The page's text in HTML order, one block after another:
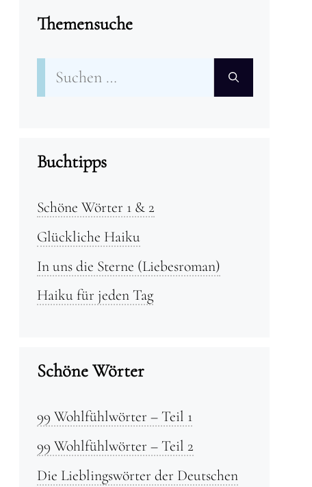
Themensuche
Suchen
nach:
Buchtipps
Schöne Wörter 1 & 2
Glückliche Haiku
In uns die Sterne (Liebesroman)
Haiku für jeden Tag
Schöne Wörter
99 Wohlfühlwörter – Teil 1
99 Wohlfühlwörter – Teil 2
Die Lieblingswörter der Deutschen